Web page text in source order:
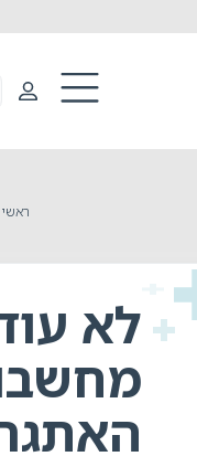
ראשי
לא